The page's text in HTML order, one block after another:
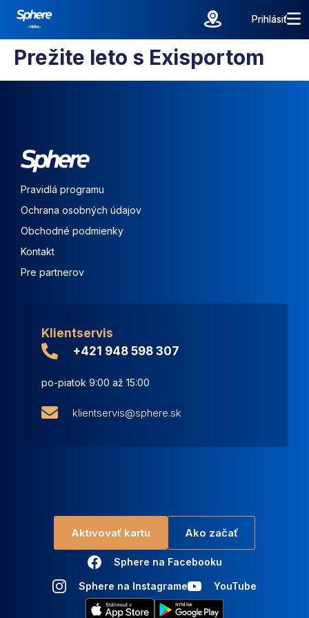
Prihlásiť
Prihlásiť
Prežite leto s Exisportom
Klientservis
+421 948 598 307
po-piatok 9:00 až 15:00
klientservis@sphere.sk
Pravidlá programu
Ochrana osobných údajov
Obchodné podmienky
Kontakt
Pre partnerov
Aktivovať kartu Ako začať
Sphere na Facebooku
Sphere na Instagrame YouTube